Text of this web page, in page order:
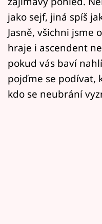
Sledujte nás
jako sejf, jiná spíš
Jasně, všichni jsme
hraje i ascendent
pokud vás baví
pojďme se podívat,
kdo se neubrání